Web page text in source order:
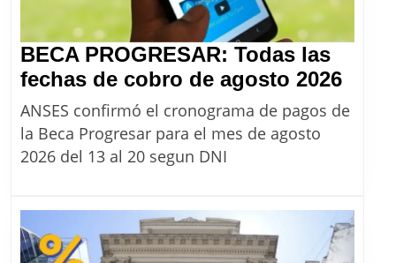
BECA PROGRESAR: Todas las
fechas de cobro de agosto 2026
ANSES confirmó el cronograma de pagos de
la Beca Progresar para el mes de agosto
2026 del 13 al 20 segun DNI